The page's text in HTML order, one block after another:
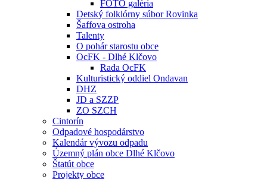
FOTO galéria
Detský folklórny súbor Rovinka
Šaffova ostroha
Talenty
O pohár starostu obce
OcFK - Dlhé Klčovo
Rada OcFK
Kulturistický oddiel Ondavan
DHZ
JD a SZZP
ZO SZCH
Cintorín
Odpadové hospodárstvo
Kalendár vývozu odpadu
Územný plán obce Dlhé Klčovo
Štatút obce
Projekty obce